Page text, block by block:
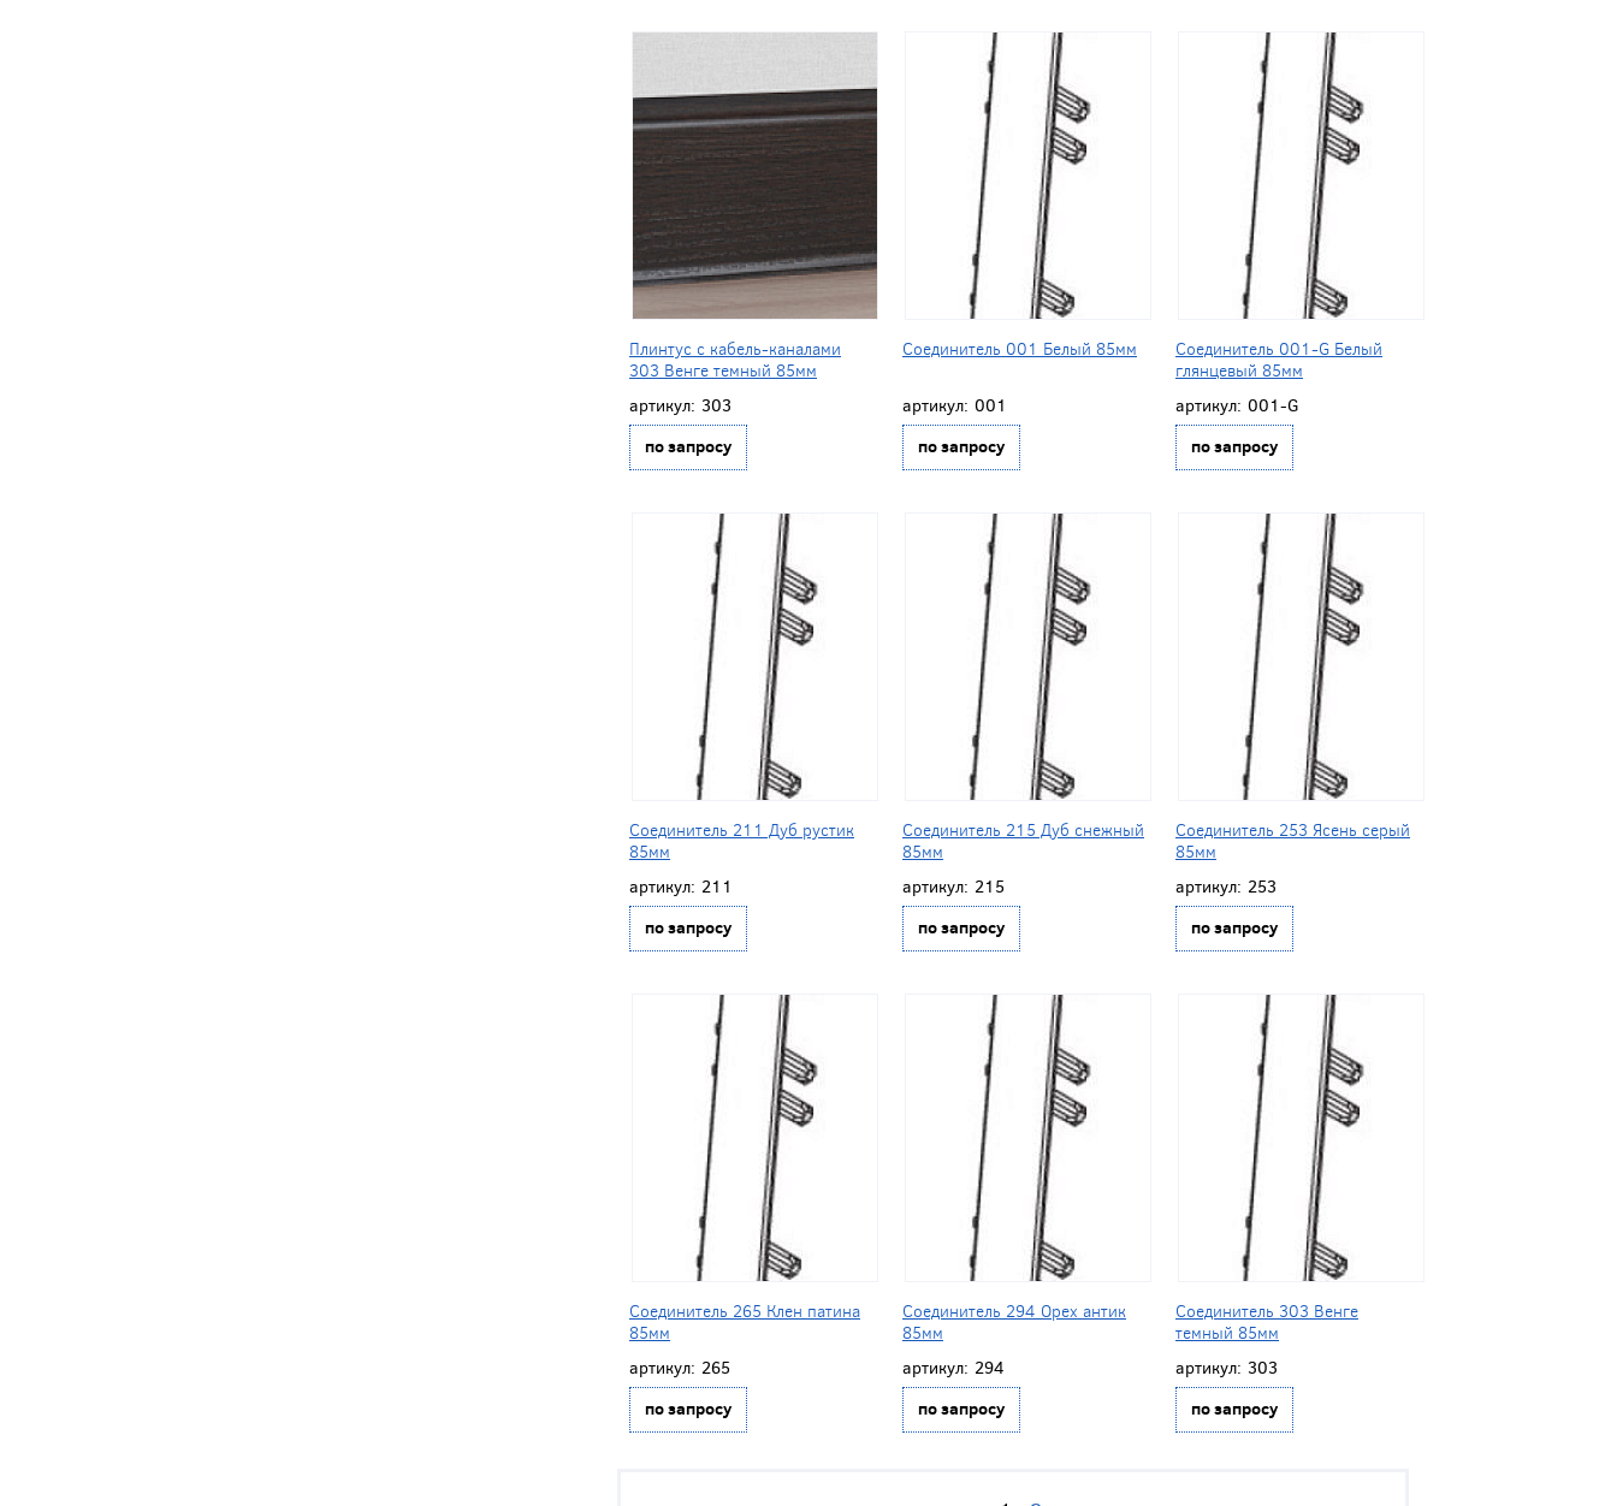
Плинтус с кабель-каналами
303 Венге темный 85мм
артикул: 303
по запросу
Соединитель 001 Белый 85мм
артикул: 001
по запросу
Соединитель 001-G Белый
глянцевый 85мм
артикул: 001-G
по запросу
Соединитель 211 Дуб рустик
85мм
артикул: 211
по запросу
Соединитель 215 Дуб снежный
85мм
артикул: 215
по запросу
Соединитель 253 Ясень серый
85мм
артикул: 253
по запросу
Соединитель 265 Клен патина
85мм
артикул: 265
по запросу
Соединитель 294 Орех антик
85мм
артикул: 294
по запросу
Соединитель 303 Венге
темный 85мм
артикул: 303
по запросу